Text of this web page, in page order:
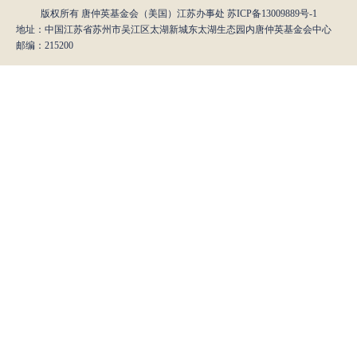
版权所有 唐仲英基金会（美国）江苏办事处 苏ICP备13009889号-1
地址：中国江苏省苏州市吴江区太湖新城东太湖生态园内唐仲英基金会中心
邮编：215200